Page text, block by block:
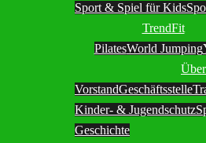
Sport & Spiel für Kids
TrendFit
PilatesWorld Jumping
VorstandGeschäftsstelle
Kinder- & Jugendschutz
Geschichte